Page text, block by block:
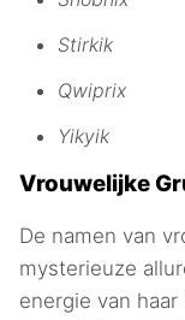
Stirkik
Qwiprix
Yikyik
Vrouwelijke
De namen van
mysterieuze
energie van